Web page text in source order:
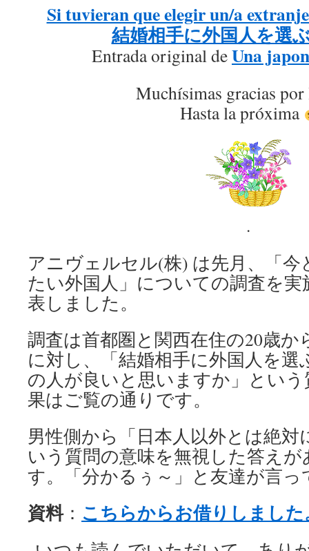
Si tuvieran que elegir un/a
結婚相手に外国人を選
Entrada original deUna
Muchísimas gracias por
Hasta la próxima
.
アニヴェルセル(株) は先月、「
たい外国人」についての調査を
表しました。
調査は首都圏と関西在住の20歳か
に対し、「結婚相手に外国人を
の人が良いと思いますか」とい
果はご覧の通りです。
男性側から「日本人以外とは絶
いう質問の意味を無視した答え
す。「分かるぅ～」と友達が言
資料： こちらからお借りしました